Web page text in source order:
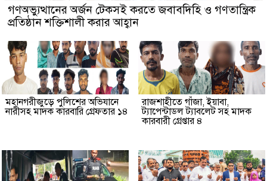
গণঅভ্যুত্থানের অর্জন টেকসই করতে জবাবদিহি ও গণতান্ত্রিক
প্রতিষ্ঠান শক্তিশালী করার আহ্বান
মহানগরীজুড়ে পুলিশের অভিযানে
নারীসহ মাদক কারবারি গ্রেফতার ১৪
রাজশাহীতে গাঁজা, ইয়াবা,
ট্যাপেন্টাডল ট্যাবলেট সহ মাদক
কারবারী গ্রেপ্তার ৪